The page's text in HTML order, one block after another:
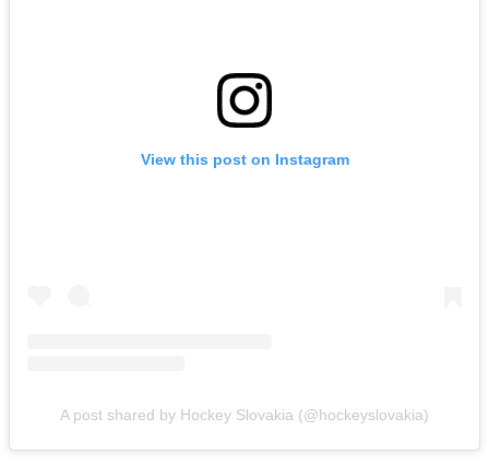
View this post on Instagram
A post shared by Hockey Slovakia (@hockeyslovakia)